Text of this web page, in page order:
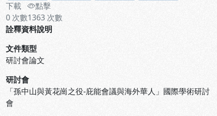
下載
0 次數
點擊
1363 次數
詮釋資料說明
文件類型
研討會論文
研討會
「孫中山與黃花崗之役-庇能會議與海外華人」國際學術研討
會